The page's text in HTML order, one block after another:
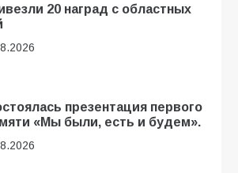
20 наград с областных
презентация первого
«Мы были, есть и будем».